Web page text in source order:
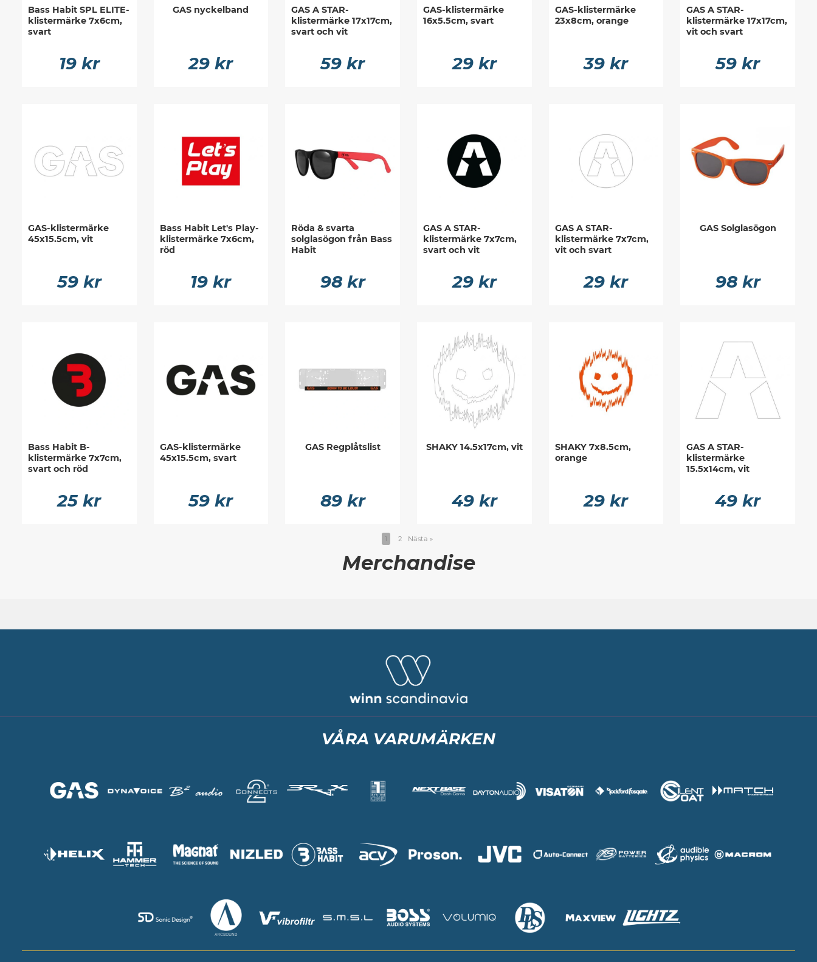
Bass Habit SPL ELITE-
klistermärke 7x6cm,
svart
19 kr
GAS nyckelband
29 kr
GAS A STAR-
klistermärke 17x17cm,
svart och vit
59 kr
GAS-klistermärke
16x5.5cm, svart
29 kr
GAS-klistermärke
23x8cm, orange
39 kr
GAS A STAR-
klistermärke 17x17cm,
vit och svart
59 kr
GAS-klistermärke
45x15.5cm, vit
59 kr
Bass Habit Let's Play-
klistermärke 7x6cm,
röd
19 kr
Röda & svarta
solglasögon från Bass
Habit
98 kr
GAS A STAR-
klistermärke 7x7cm,
svart och vit
29 kr
GAS A STAR-
klistermärke 7x7cm,
vit och svart
29 kr
GAS Solglasögon
98 kr
Bass Habit B-
klistermärke 7x7cm,
svart och röd
25 kr
GAS-klistermärke
45x15.5cm, svart
59 kr
GAS Regplåtslist
89 kr
SHAKY 14.5x17cm, vit
49 kr
SHAKY 7x8.5cm,
orange
29 kr
GAS A STAR-
klistermärke
15.5x14cm, vit
49 kr
1 2 Nästa »
Merchandise
VÅRA VARUMÄRKEN